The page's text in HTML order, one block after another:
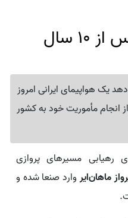
پرواز تهران–صنعا پس از 10 سال
یک هواپیمای ایرانی امروز
انجام مأموریت خود به کشور
رهیابی مسیرهای پروازی
ماهان‌ایروارد صنعا شده و